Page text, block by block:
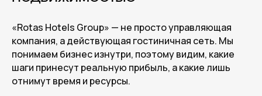
«Rotas Hotels Group» — не просто управляющая
компания, а действующая гостиничная сеть. Мы
понимаем бизнес изнутри, поэтому видим, какие
шаги принесут реальную прибыль, а какие лишь
отнимут время и ресурсы.
( Навигация )
Главная
+7 (931) 979 - 39 - 60